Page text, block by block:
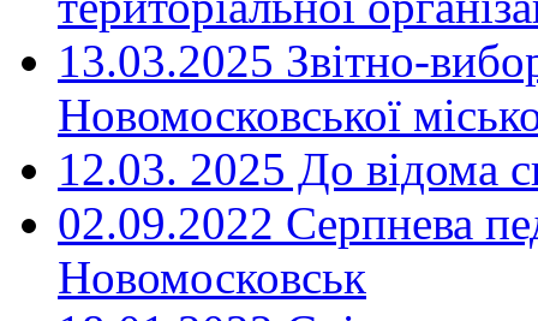
13.03.2025 Звітно-
Новомосковської
12.03. 2025 До відома
02.09.2022 Серпнева
Новомосковськ